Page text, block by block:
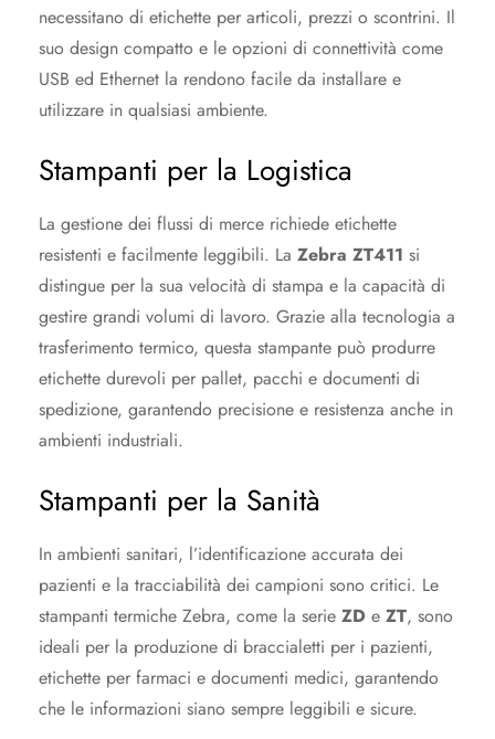
necessitano di etichette per articoli, prezzi o scontrini. Il
suo design compatto e le opzioni di connettività come
USB ed Ethernet la rendono facile da installare e
utilizzare in qualsiasi ambiente.
Stampanti per la Logistica
La gestione dei flussi di merce richiede etichette
resistenti e facilmente leggibili. La Zebra ZT411 si
distingue per la sua velocità di stampa e la capacità di
gestire grandi volumi di lavoro. Grazie alla tecnologia a
trasferimento termico, questa stampante può produrre
etichette durevoli per pallet, pacchi e documenti di
spedizione, garantendo precisione e resistenza anche in
ambienti industriali.
Stampanti per la Sanità
In ambienti sanitari, l’identificazione accurata dei
pazienti e la tracciabilità dei campioni sono critici. Le
stampanti termiche Zebra, come la serie ZD e ZT, sono
ideali per la produzione di braccialetti per i pazienti,
etichette per farmaci e documenti medici, garantendo
che le informazioni siano sempre leggibili e sicure.